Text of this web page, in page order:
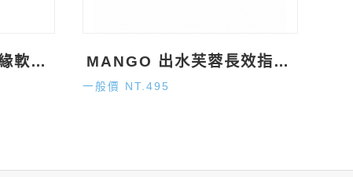
MANGO 清潔溜溜指緣軟化乳 1oz MANGO 出水芙蓉長效指緣油 2.5oz
一般價 NT.495